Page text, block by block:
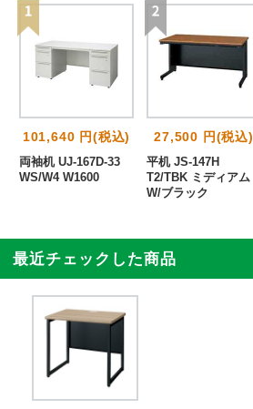
101,640 円(税込)
両袖机 UJ-167D-33
WS/W4 W1600
27,500 円(税込)
平机 JS-147H
T2/TBK ミディアム
W/ブラック
最近チェックした商品